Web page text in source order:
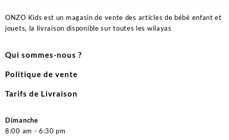
ONZO Kids est un magasin de vente des articles de bébé enfant et
jouets, la livraison disponible sur toutes les wilayas
Qui sommes-nous ?
Politique de vente
Tarifs de Livraison
Dimanche
8:00 am - 6:30 pm